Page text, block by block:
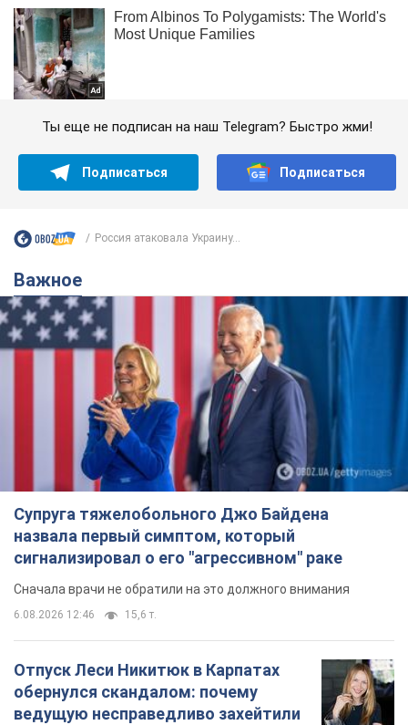
Ты еще не подписан на наш Telegram? Быстро жми!
Подписаться Подписаться
Россия атаковала Украину...
Важное
Супруга тяжелобольного Джо Байдена
назвала первый симптом, который
сигнализировал о его "агрессивном" раке
Сначала врачи не обратили на это должного внимания
6.08.2026 12:46 15,6 т.
Отпуск Леси Никитюк в Карпатах
обернулся скандалом: почему
ведущую несправедливо захейтили